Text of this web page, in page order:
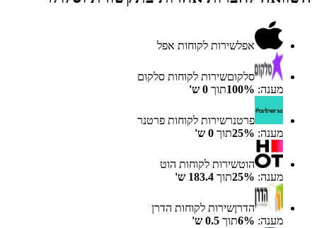
אפלשירות לקוחות אפל
סלקוםשירות לקוחות סלקום
מענה:
100% תוך 0 ש'
פרטנרשירות לקוחות פרטנר
מענה:
25% תוך 0 ש'
הוטשירות לקוחות הוט
מענה:
25% תוך 183.4 ש'
הדרןשירות לקוחות הדרן
מענה:
6% תוך 0.5 ש'